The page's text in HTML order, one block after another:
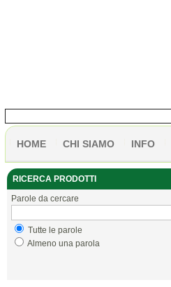
HOME CHI SIAMO INFO
RICERCA PRODOTTI
Parole da cercare
Tutte le parole
Almeno una parola